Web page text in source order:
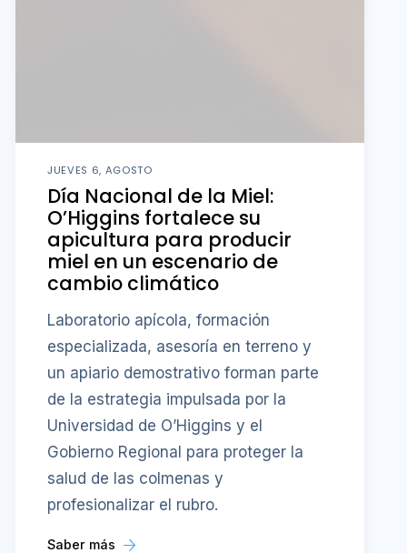
JUEVES 6, AGOSTO
Día Nacional de la Miel:
O’Higgins fortalece su
apicultura para producir
miel en un escenario de
cambio climático
Laboratorio apícola, formación
especializada, asesoría en terreno y
un apiario demostrativo forman parte
de la estrategia impulsada por la
Universidad de O’Higgins y el
Gobierno Regional para proteger la
salud de las colmenas y
profesionalizar el rubro.
Saber más